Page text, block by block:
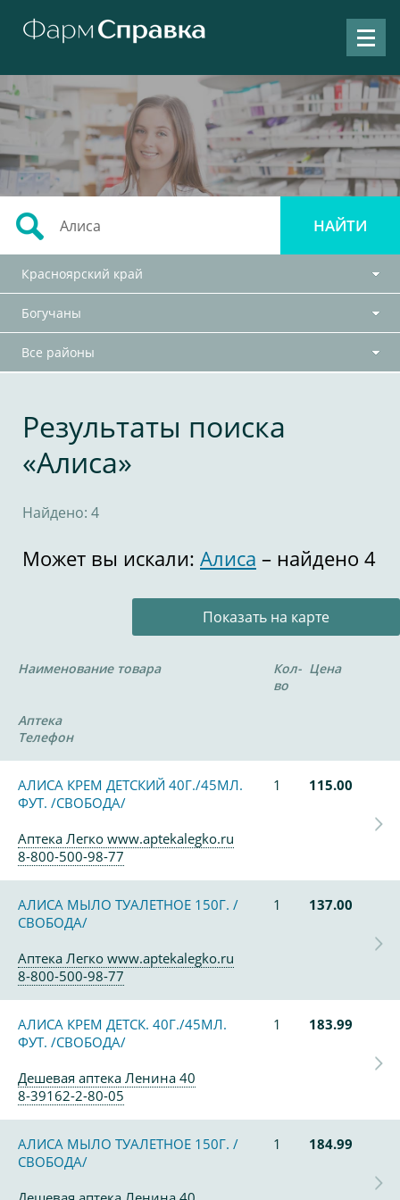
Красноярский край
Богучаны
Все районы
Результаты поиска
«Алиса»
Найдено: 4
Может вы искали: Алиса – найдено 4
Показать на карте
Наименование товара
Кол-
во
Цена
Аптека
Телефон
АЛИСА КРЕМ ДЕТСКИЙ 40Г./45МЛ.
ФУТ. /СВОБОДА/
1 115.00
Аптека Легко www.aptekalegko.ru
8-800-500-98-77
АЛИСА МЫЛО ТУАЛЕТНОЕ 150Г. /
СВОБОДА/
1 137.00
Аптека Легко www.aptekalegko.ru
8-800-500-98-77
АЛИСА КРЕМ ДЕТСК. 40Г./45МЛ.
ФУТ. /СВОБОДА/
1 183.99
Дешевая аптека Ленина 40
8-39162-2-80-05
АЛИСА МЫЛО ТУАЛЕТНОЕ 150Г. /
СВОБОДА/
1 184.99